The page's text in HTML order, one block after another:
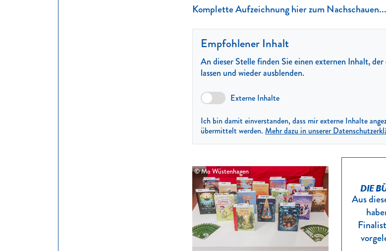
Komplette Aufzeichnung hier zum Nachschauen...
Empfohlener Inhalt
An dieser Stelle finden Sie einen externen Inhalt,
lassen und wieder ausblenden.
Externe Inhalte
Ich bin damit einverstanden, dass mir externe Inhalte
übermittelt werden. Mehr dazu in unserer
© Mo Wüstenhagen
DIE
Aus